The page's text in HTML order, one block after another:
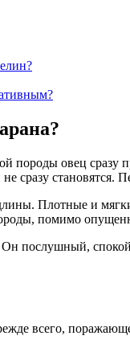
породы овец
сразу становятся.
Плотные и
помимо
Он послушный,
всего,